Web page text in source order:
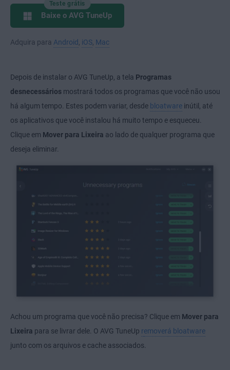
Teste grátis
Baixe o AVG TuneUp
Adquira para Android iOS Mac
Depois de instalar o AVG TuneUp, a tela Programas
desnecessários mostrará todos os programas que você não usou
há algum tempo. Estes podem variar, desde bloatware inútil, até
os aplicativos que você instalou há muito tempo e esqueceu.
Clique em Mover para Lixeira ao lado de qualquer programa que
deseja eliminar.
Achou um programa que você não precisa? Clique em Mover para
Lixeira para se livrar dele. O AVG TuneUp removerá bloatware
junto com os arquivos e cache associados.